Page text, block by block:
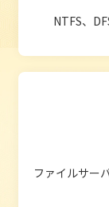
NTFS、
ファイルサー